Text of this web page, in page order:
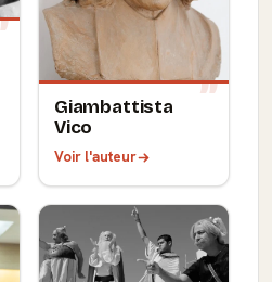
Giambattista
Vico
Voir l'auteur